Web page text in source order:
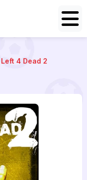
Left 4 Dead 2